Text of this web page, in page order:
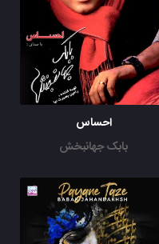
احساس
بابک جهانبخش